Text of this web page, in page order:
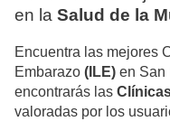
en la Salud de la
Encuentra las mejores
Embarazo (ILE) en San
encontrarás las
valoradas por los